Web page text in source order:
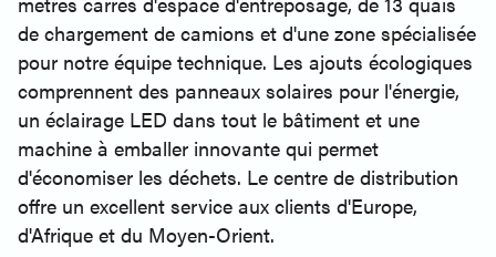
de chargement de camions et d'une zone spécialisée
pour notre équipe technique. Les ajouts écologiques
comprennent des panneaux solaires pour l'énergie,
un éclairage LED dans tout le bâtiment et une
machine à emballer innovante qui permet
d'économiser les déchets. Le centre de distribution
offre un excellent service aux clients d'Europe,
d'Afrique et du Moyen-Orient.